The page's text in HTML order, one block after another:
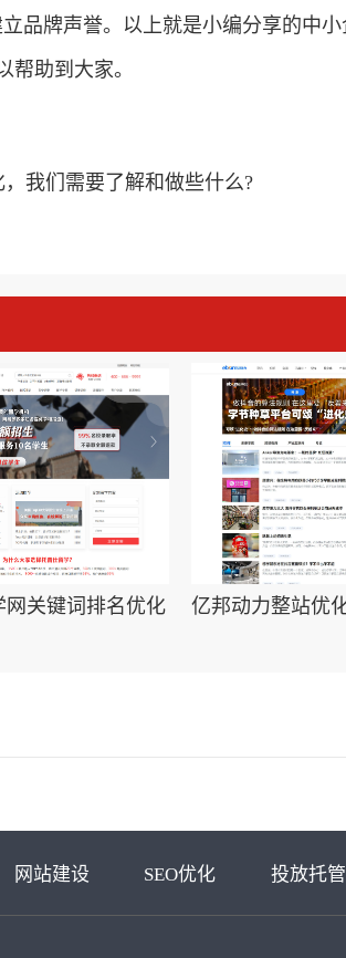
品牌声誉。以上就是小编分享的中
帮助到大家。
我们需要了解和做些什么?
网关键词排名优化 亿邦动力整站优
网站建设 SEO优化 投放托管